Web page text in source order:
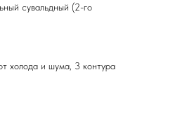
сувальдный (2-го
холода и шума, 3 контура